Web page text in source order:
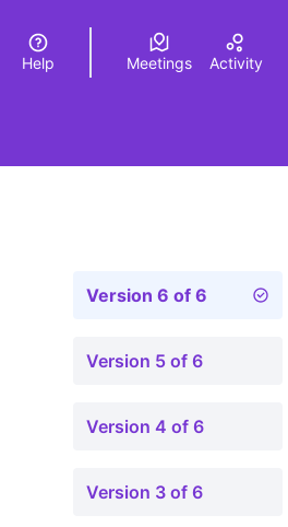
Elegir el idiomaChoose language
Help Meetings Activity
Version 6 of 6
Version 5 of 6
Version 4 of 6
Version 3 of 6